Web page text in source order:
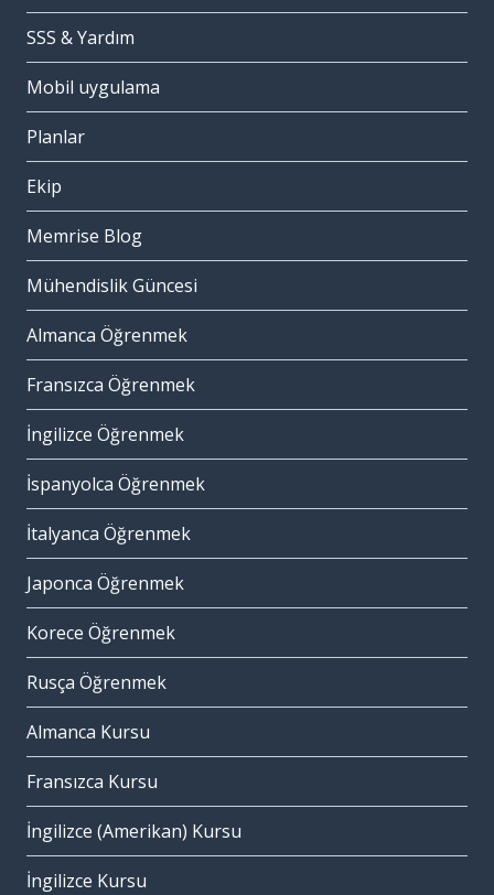
SSS & Yardım
Mobil uygulama
Planlar
Ekip
Memrise Blog
Mühendislik Güncesi
Almanca Öğrenmek
Fransızca Öğrenmek
İngilizce Öğrenmek
İspanyolca Öğrenmek
İtalyanca Öğrenmek
Japonca Öğrenmek
Korece Öğrenmek
Rusça Öğrenmek
Almanca Kursu
Fransızca Kursu
İngilizce (Amerikan) Kursu
İngilizce Kursu